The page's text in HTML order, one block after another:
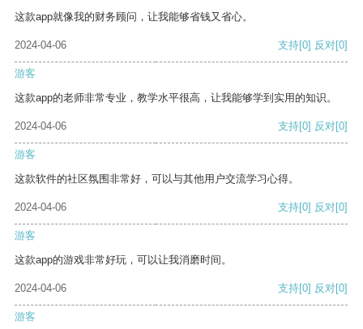
这款app就像我的财务顾问，让我能够省钱又省心。
2024-04-06 支持[0] 反对[0]
游客
这款app的老师非常专业，教学水平很高，让我能够学到实用的知识。
2024-04-06 支持[0] 反对[0]
游客
这款软件的社区氛围非常好，可以与其他用户交流学习心得。
2024-04-06 支持[0] 反对[0]
游客
这款app的游戏非常好玩，可以让我消磨时间。
2024-04-06 支持[0] 反对[0]
游客